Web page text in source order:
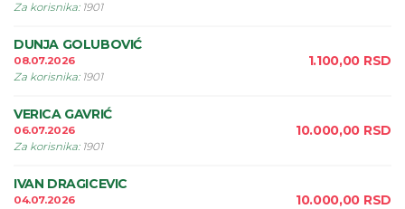
Za korisnika: 1901
DUNJA GOLUBOVIĆ
08.07.2026
Za korisnika: 1901
1.100,00 RSD
VERICA GAVRIĆ
06.07.2026
Za korisnika: 1901
10.000,00 RSD
IVAN DRAGICEVIC
04.07.2026
10.000,00 RSD